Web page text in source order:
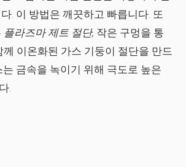
. 이 방법은 깨끗하고 빠릅니다. 또
플라즈마 제트 절단, 작은 구멍을 통
이온화된 가스 기둥이 절단을 만드
금속을 녹이기 위해 극도로 높은
.